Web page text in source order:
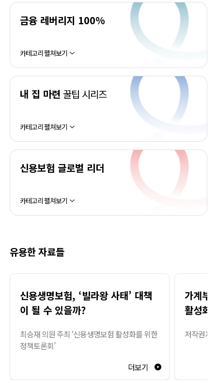
금융 레버리지 100%
카테고리 펼쳐보기
내 집 마련 꿀팁 시리즈
카테고리 펼쳐보기
신용보험 글로벌 리더
카테고리 펼쳐보기
유용한 자료들
신용생명보험, ‘빌라왕 사태’ 대책
이 될 수 있을까?
최승재 의원 주최 ‘신용생명보험 활성화를 위한
정책토론회’
더보기
가계부
활성화
저작권자